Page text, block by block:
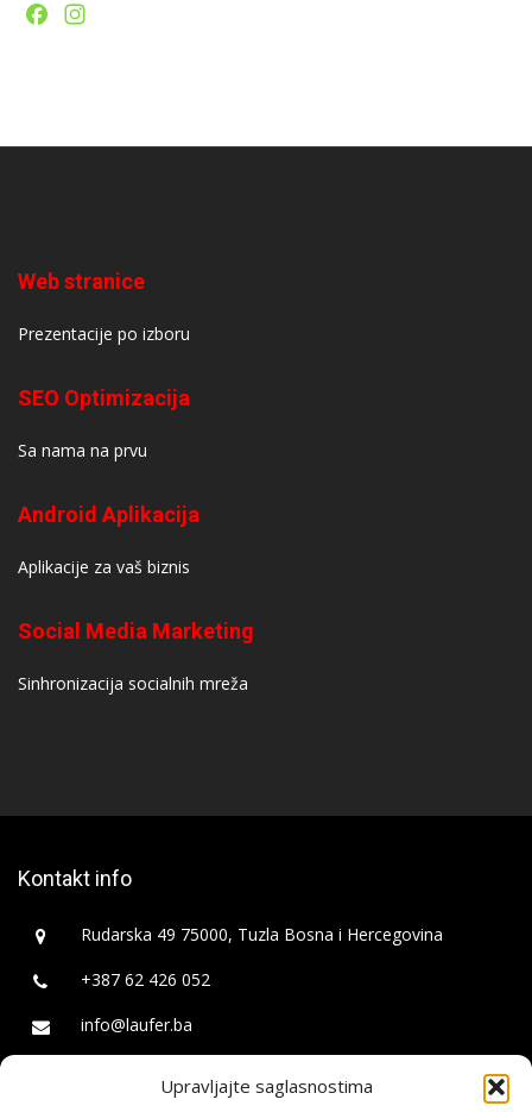
Upravljajte saglasnostima
Facebook
Web stranice
Prezentacije po izboru
SEO Optimizacija
Sa nama na prvu
Android Aplikacija
Aplikacije za vaš biznis
Social Media Marketing
Sinhronizacija socialnih mreža
Kontakt info
Rudarska 49 75000, Tuzla Bosna i Hercegovina
+387 62 426 052
info@laufer.ba